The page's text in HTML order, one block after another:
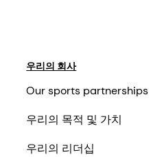
우리의 회사
Our sports partnerships
우리의 목적 및 가치
우리의 리더십